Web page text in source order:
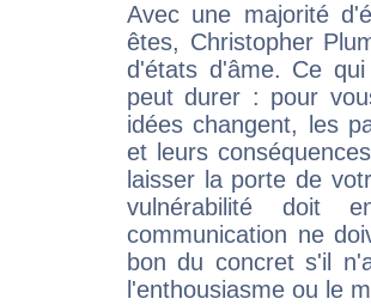
Avec une majorité
êtes, Christopher
d'états d'âme. Ce
peut durer : pour
idées changent, les
et leurs
laisser la porte de
vulnérabilité doit
communication ne
bon du concret s'il
l'enthousiasme ou le